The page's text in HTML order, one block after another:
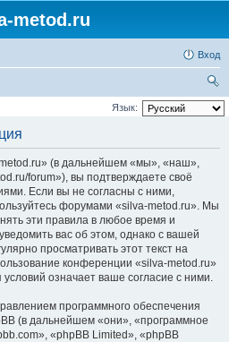
metod.ru
Вход
ои
Язык:
(в дальнейшем «мы», «наш»,
forum»), вы подтверждаете своё
Если вы не согласны с ними,
форумами «silva-metod.ru». Мы
эти правила в любое время и
вас об этом, однако с вашей
просматривать этот текст на
конференции «silva-metod.ru»
означает ваше согласие с ними.
программного обеспечения
(в дальнейшем «они», «программное
«phpBB Limited», «phpBB